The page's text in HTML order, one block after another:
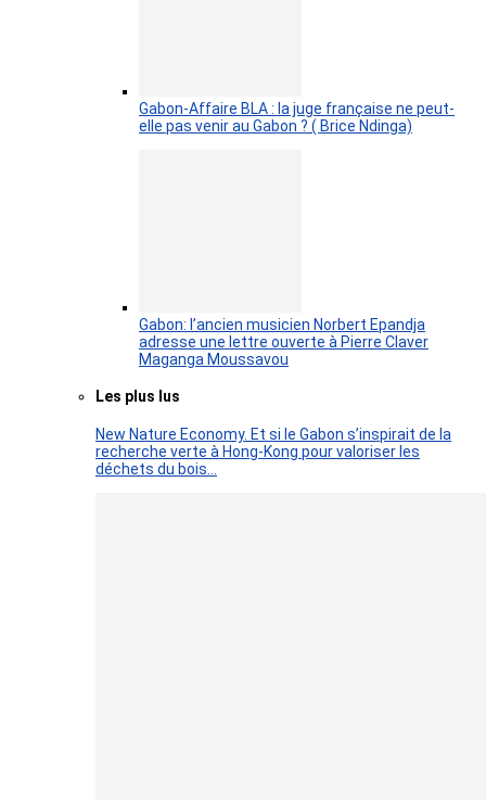
Gabon-Affaire BLA : la juge française ne peut-
elle pas venir au Gabon ? ( Brice Ndinga)
Gabon: l’ancien musicien Norbert Epandja
adresse une lettre ouverte à Pierre Claver
Maganga Moussavou
Les plus lus
New Nature Economy. Et si le Gabon s’inspirait de la
recherche verte à Hong-Kong pour valoriser les
déchets du bois…